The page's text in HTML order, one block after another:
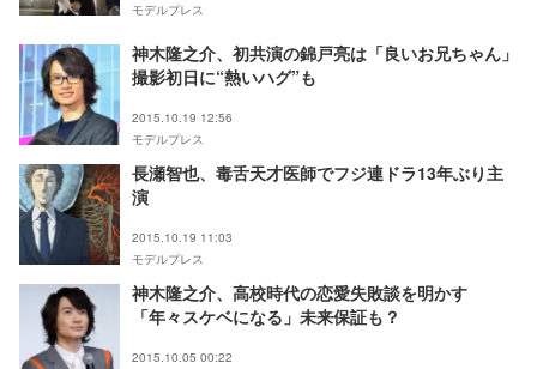
モデルプレス
神木隆之介、初共演の錦戸亮は「良いお兄ちゃん」
撮影初日に“熱いハグ”も
2015.10.19 12:56
モデルプレス
長瀬智也、毒舌天才医師でフジ連ドラ13年ぶり主
演
2015.10.19 11:03
モデルプレス
神木隆之介、高校時代の恋愛失敗談を明かす
「年々スケベになる」未来保証も？
2015.10.05 00:22